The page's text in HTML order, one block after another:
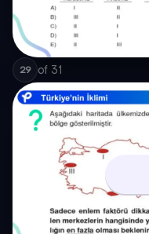
29 of 31